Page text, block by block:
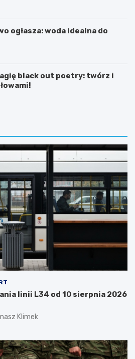
ogłasza: woda idealna do
black out poetry: twórz i
linii L34 od 10 sierpnia 2026
Klimek